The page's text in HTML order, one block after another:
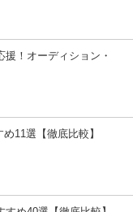
！オーディション・
11選【徹底比較】